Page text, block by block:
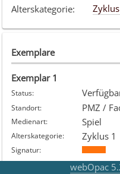
Alterskategorie: Zyklus
Exemplare
Exemplar 1
Status:
Standort: PMZ /
Medienart: Spiel
Alterskategorie: Zyklus 1
Signatur:
webOpac